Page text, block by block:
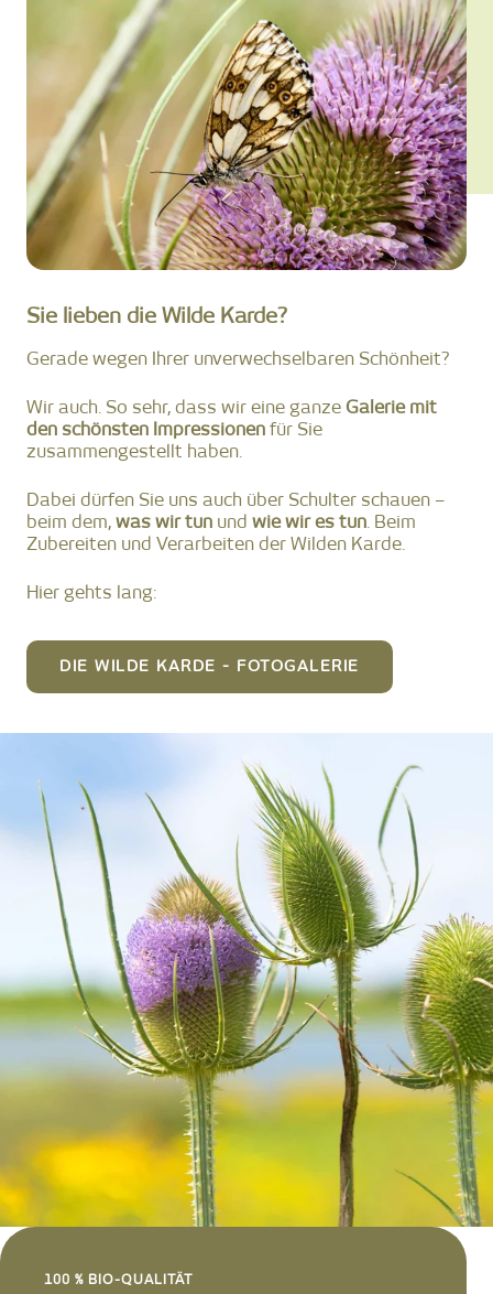
Sie lieben die Wilde Karde?
Gerade wegen Ihrer unverwechselbaren Schönheit?
Wir auch. So sehr, dass wir eine ganze Galerie mit
den schönsten Impressionen für Sie
zusammengestellt haben.
Dabei dürfen Sie uns auch über Schulter schauen –
beim dem, was wir tun und wie wir es tun. Beim
Zubereiten und Verarbeiten der Wilden Karde.
Hier gehts lang:
DIE WILDE KARDE - FOTOGALERIE
100 % BIO-QUALITÄT